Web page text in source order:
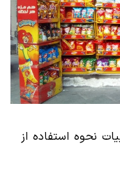
نحوه استفاده از